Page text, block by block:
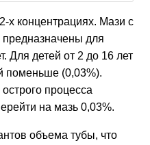
х концентрациях. Мази с
для
Для детей от 2 до 16 лет
поменьше (0,03%).
процесса
на мазь 0,03%.
объема тубы, что